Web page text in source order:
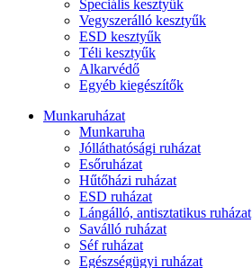
Speciális kesztyűk
Vegyszerálló kesztyűk
ESD kesztyűk
Téli kesztyűk
Alkarvédő
Egyéb kiegészítők
Munkaruházat
Munkaruha
Jólláthatósági ruházat
Esőruházat
Hűtőházi ruházat
ESD ruházat
Lángálló, antisztatikus ruházat
Saválló ruházat
Séf ruházat
Egészségügyi ruházat